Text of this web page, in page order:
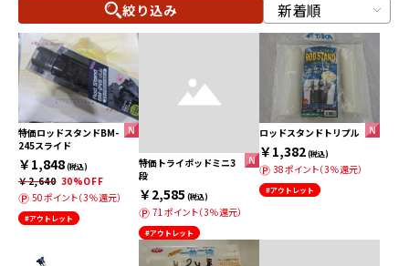
絞り込み
特価ロッドスタンドBM-
245スライド
￥1,848(税込)
￥2,640 30%OFF
50ポイント（3％還元）
#アウトレット
特価トライポッドミニ3
段
￥2,585 (税込)
71ポイント（3％還元）
#アウトレット
ロッドスタンドトリプル
￥1,382(税込)
38ポイント（3％還元）
#アウトレット